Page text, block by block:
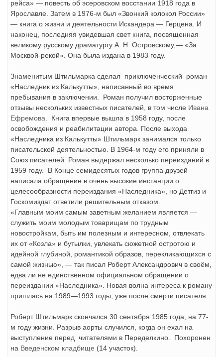
рейса» — повесть об эсеровском восстании 1918 года в
Ярославле. Затем в 1976-м был «Звонкий колокол России»
— книга о жизни и деятельности Искандера — Герцена. И
наконец, последняя увидевшая свет книга, посвященная
великому русскому дра­матургу А. Н. Островскому,— «За
Москвой-рекой». Она была издана в 1983 году.
Знаменитым Штильмарка сделал приключенческий роман
«Наследник из Калькутты», написанный во время
пребывания в заключении. Роман получил восторженные
отзывы нескольких известных писателей, в том числе Ивана
Ефремова . Книга впервые вышла в 1958 году, после
освобождения и реабилитации автора. После выхода
«Наследника из Калькутты» Штильмарк занимался только
писательской деятельностью. В 1964-м году его приняли в
Союз писателей. Роман выдержал несколько переизданий в
1959 году. В Конце семидесятых годов группа друзей
написала обращение в очень высокие инстанции о
целесообразности переиздания «Наследника», но Детгиз и
Госкомиздат ответили решительным отказом.
«Главным моим самым заветным желанием является —
служить моим молодым товарищам по трудным
новостройкам, быть им полезным и интересном, отвлекать
их от «Козла» и бутылки, увлекать сюжетной остротою и
идейной глубиной, романтикой образов, перекликающихся с
самой жизнью», — так писал Роберт Александрович в своём,
едва ли не единственном официальном обращении о
переиздании «Наследника». Новая волна интереса к роману
пришлась на 1989—1993 годы, уже после смерти писателя.
Роберт Штильмарк скончался 30 сентября 1985 года, на 77-
м году жизни. Разрыв аорты случился, когда он ехал на
выступление перед читателями в Переделкино. Похоронен
на Введенском кладбище (14 участок).